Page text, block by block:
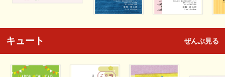
キュート ぜんぶ見る